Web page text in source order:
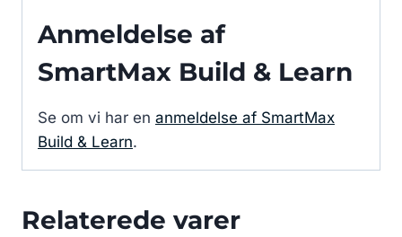
Anmeldelse af
SmartMax Build & Learn
Se om vi har en anmeldelse af SmartMax
Build & Learn.
Relaterede varer